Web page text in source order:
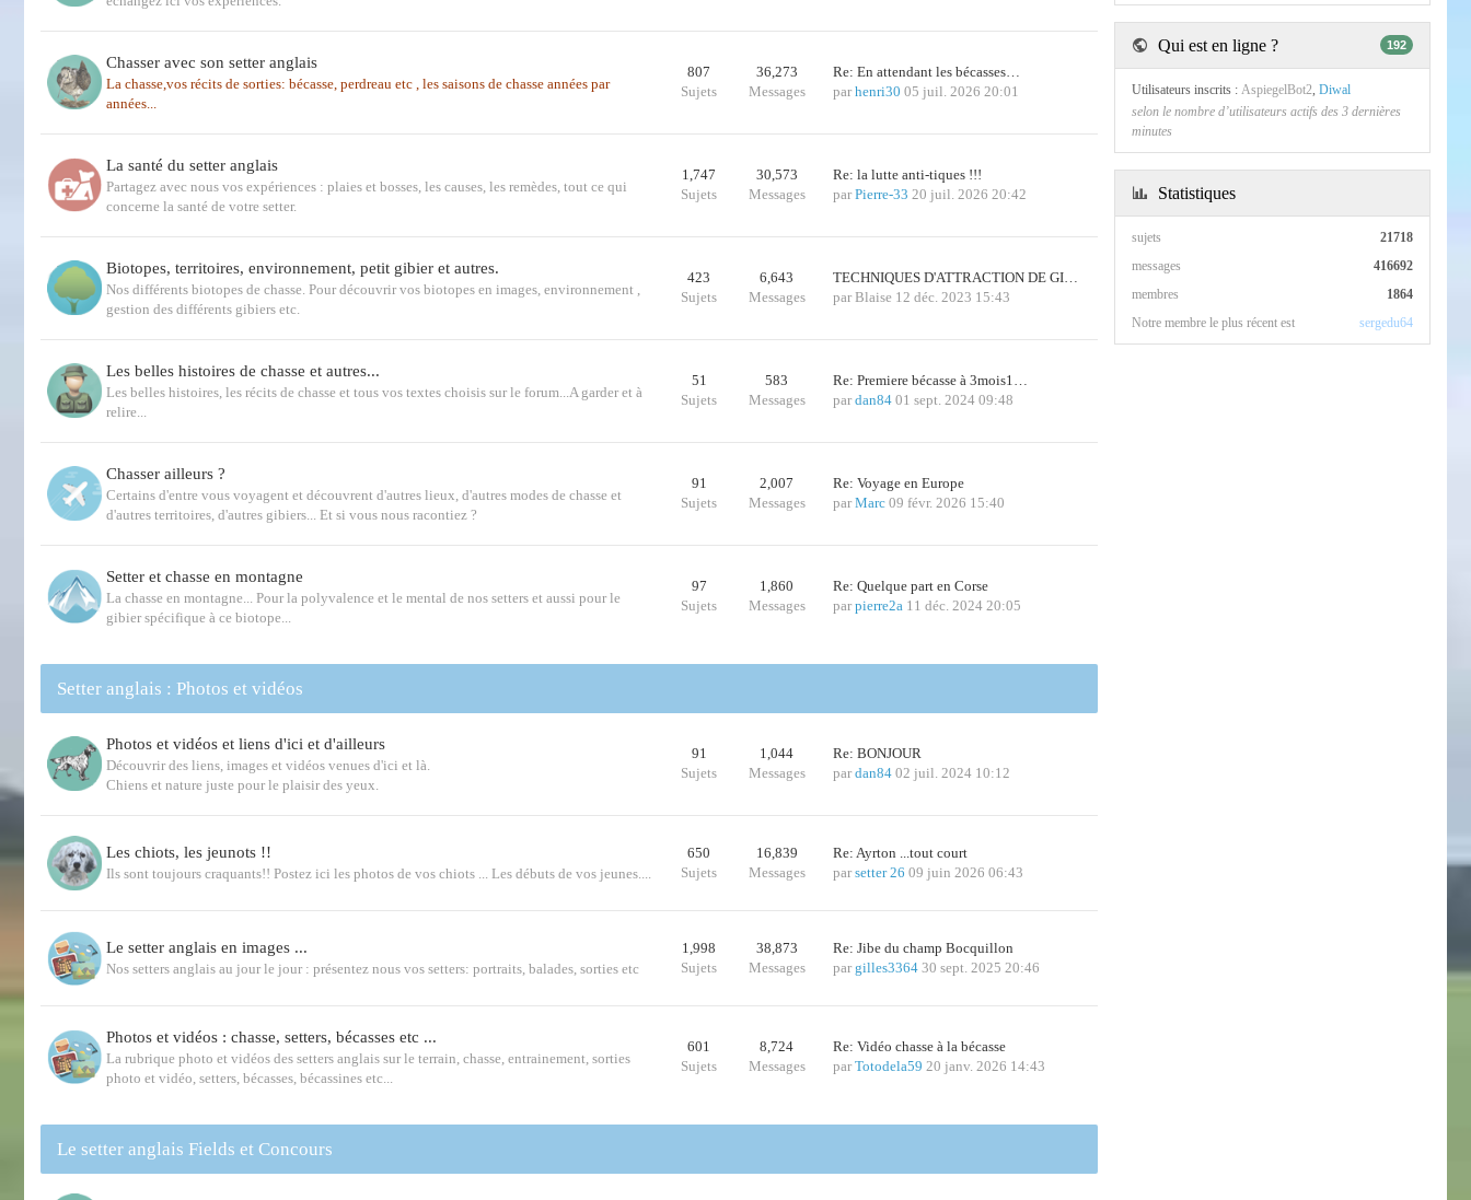
Chasser avec son setter anglais
La chasse,vos récits de sorties: bécasse, perdreau etc , les saisons de chasse années par
années...
807
Sujets
36,273
Messages
Re: En attendant les bécasses…
par henri30 05 juil. 2026 20:01
La santé du setter anglais
Partagez avec nous vos expériences : plaies et bosses, les causes, les remèdes, tout ce qui
concerne la santé de votre setter.
1,747
Sujets
30,573
Messages
Re: la lutte anti-tiques !!!
par Pierre-33 20 juil. 2026 20:42
Biotopes, territoires, environnement, petit gibier et autres.
Nos différents biotopes de chasse. Pour découvrir vos biotopes en images, environnement ,
gestion des différents gibiers etc.
423
Sujets
6,643
Messages
TECHNIQUES D'ATTRACTION DE GI…
par Blaise 12 déc. 2023 15:43
Les belles histoires de chasse et autres...
Les belles histoires, les récits de chasse et tous vos textes choisis sur le forum...A garder et à
relire...
51
Sujets
583
Messages
Re: Premiere bécasse à 3mois1…
par dan84 01 sept. 2024 09:48
Chasser ailleurs ?
Certains d'entre vous voyagent et découvrent d'autres lieux, d'autres modes de chasse et
d'autres territoires, d'autres gibiers... Et si vous nous racontiez ?
91
Sujets
2,007
Messages
Re: Voyage en Europe
par Marc 09 févr. 2026 15:40
Setter et chasse en montagne
La chasse en montagne... Pour la polyvalence et le mental de nos setters et aussi pour le
gibier spécifique à ce biotope...
97
Sujets
1,860
Messages
Re: Quelque part en Corse
par pierre2a 11 déc. 2024 20:05
Setter anglais : Photos et vidéos
Photos et vidéos et liens d'ici et d'ailleurs
Découvrir des liens, images et vidéos venues d'ici et là.
Chiens et nature juste pour le plaisir des yeux.
91
Sujets
1,044
Messages
Re: BONJOUR
par dan84 02 juil. 2024 10:12
Les chiots, les jeunots !!
Ils sont toujours craquants!! Postez ici les photos de vos chiots ... Les débuts de vos jeunes....
650
Sujets
16,839
Messages
Re: Ayrton ...tout court
par setter 26 09 juin 2026 06:43
Le setter anglais en images ...
Nos setters anglais au jour le jour : présentez nous vos setters: portraits, balades, sorties etc
1,998
Sujets
38,873
Messages
Re: Jibe du champ Bocquillon
par gilles3364 30 sept. 2025 20:46
Photos et vidéos : chasse, setters, bécasses etc ...
La rubrique photo et vidéos des setters anglais sur le terrain, chasse, entrainement, sorties
photo et vidéo, setters, bécasses, bécassines etc...
601
Sujets
8,724
Messages
Re: Vidéo chasse à la bécasse
par Totodela59 20 janv. 2026 14:43
Le setter anglais Fields et Concours
Qui est en ligne ? 192
Utilisateurs inscrits : AspiegelBot2, Diwal
selon le nombre d’utilisateurs actifs des 3 dernières
minutes
Statistiques
21718
sujets
416692
messages
1864
membres
Notre membre le plus récent est
sergedu64